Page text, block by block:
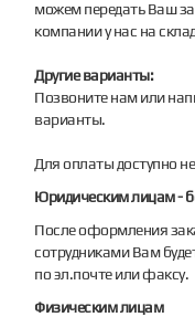
можем передать Ваш
компании у нас на
Другие варианты:
Позвоните нам или
варианты.
Для оплаты доступно
Юридическим лицам -
После оформления
сотрудниками Вам
по эл.почте или факсу.
Физическим лицам